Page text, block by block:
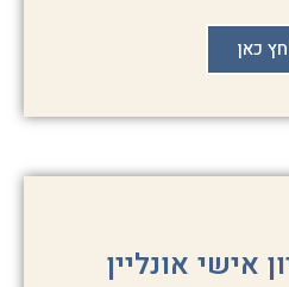
כאן
אישי אונליין